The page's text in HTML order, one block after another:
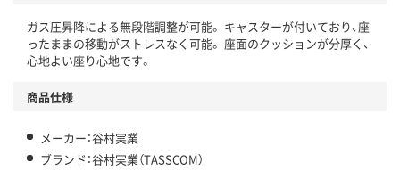
ガス圧昇降による無段階調整が可能。 キャスターが付いており、座
ったままの移動がストレスなく可能。 座面のクッションが分厚く、
心地よい座り心地です。
商品仕様
メーカー：谷村実業
ブランド：谷村実業（TASSCOM）